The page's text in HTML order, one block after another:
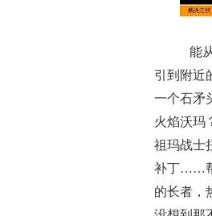
能
引到附近
一个石矛
火焰沃玛
祖玛战士
补丁……帮
的长者，